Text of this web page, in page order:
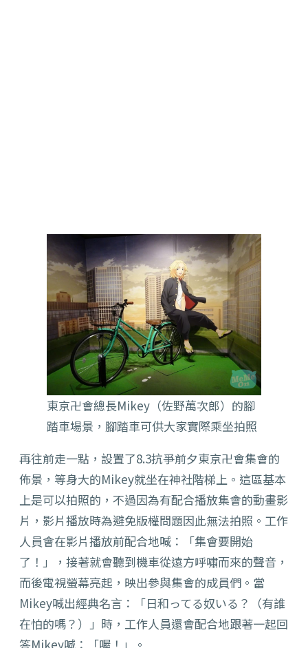
東京卍會總長Mikey（佐野萬次郎）的腳
踏車場景，腳踏車可供大家實際乘坐拍照
再往前走一點，設置了8.3抗爭前夕東京卍會集會的
佈景，等身大的Mikey就坐在神社階梯上。這區基本
上是可以拍照的，不過因為有配合播放集會的動畫影
片，影片播放時為避免版權問題因此無法拍照。工作
人員會在影片播放前配合地喊：「集會要開始
了！」，接著就會聽到機車從遠方呼嘯而來的聲音，
而後電視螢幕亮起，映出參與集會的成員們。當
Mikey喊出經典名言：「日和ってる奴いる？（有誰
在怕的嗎？）」時，工作人員還會配合地跟著一起回
答Mikey喊：「喔！」。